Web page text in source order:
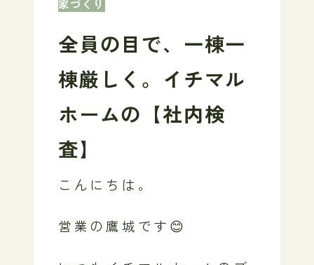
家づくり
全員の目で、一棟一
棟厳しく。イチマル
ホームの【社内検
査】
こんにちは。
営業の鷹城です😊